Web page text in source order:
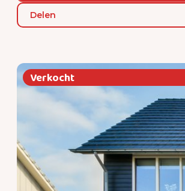
Delen
Verkocht